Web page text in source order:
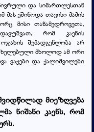
და სიმართლესთან
მას ეშინოდა თავისი მამის
მისი თანამედროვეთა,
რომ კაენის
შემადგენლობა არ
მხოლოდ ამ ორი
ვაჟები და ქალიშვილები
მიეზღვება
ნიშანი კაენს, რომ